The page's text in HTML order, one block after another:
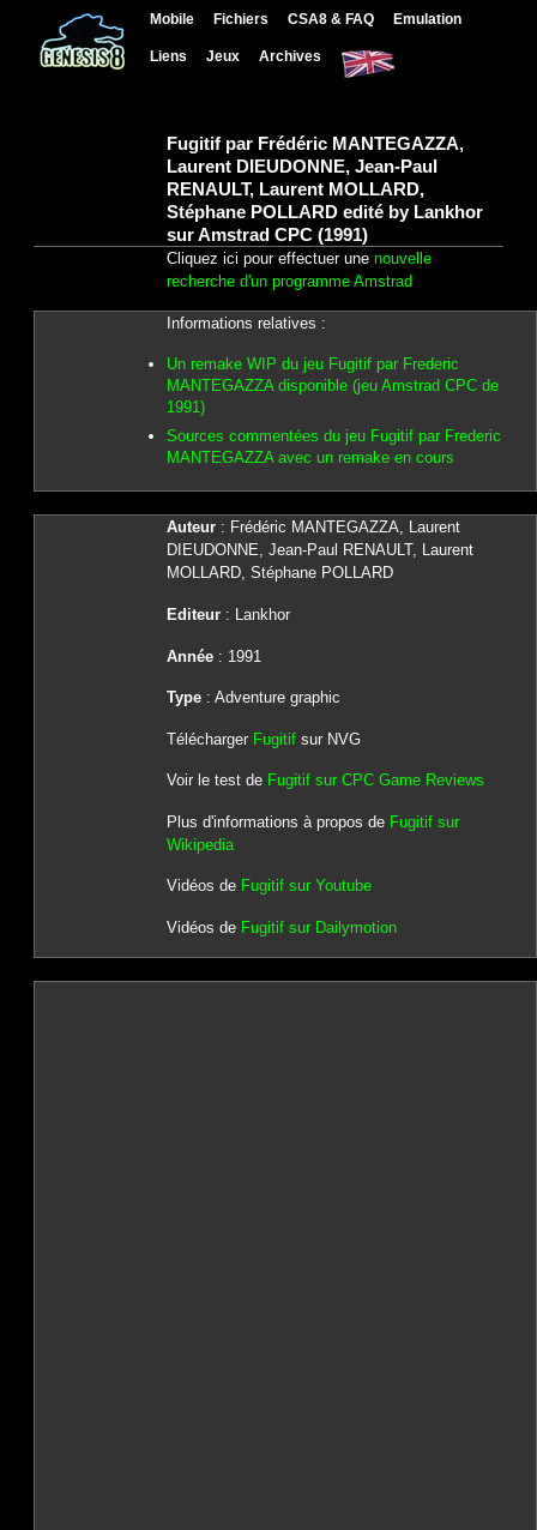
Mobile Fichiers CSA8 & FAQ Emulation
Liens Jeux Archives
Fugitif par Frédéric MANTEGAZZA,
Laurent DIEUDONNE, Jean-Paul
RENAULT, Laurent MOLLARD,
Stéphane POLLARD edité by Lankhor
sur Amstrad CPC (1991)
Cliquez ici pour effectuer une nouvelle
recherche d'un programme Amstrad
Informations relatives :
Un remake WIP du jeu Fugitif par Frederic
MANTEGAZZA disponible (jeu Amstrad CPC de
1991)
Sources commentées du jeu Fugitif par Frederic
MANTEGAZZA avec un remake en cours
Auteur: Frédéric MANTEGAZZA, Laurent
DIEUDONNE, Jean-Paul RENAULT, Laurent
MOLLARD, Stéphane POLLARD
Editeur: Lankhor
Année: 1991
Type: Adventure graphic
Télécharger Fugitifsur NVG
Voir le test de Fugitif sur CPC Game Reviews
Plus d'informations à propos de Fugitif sur
Wikipedia
Vidéos de Fugitif sur Youtube
Vidéos de Fugitif sur Dailymotion